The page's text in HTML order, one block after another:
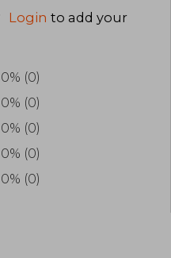
Login to add your
0% (0)
0% (0)
0% (0)
0% (0)
0% (0)